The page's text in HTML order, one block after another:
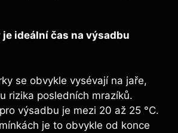
je ideální čas na výsadbu
se obvykle vysévají na jaře,
rizika posledních mrazíků.
výsadbu je mezi 20 až 25 °C.
je to obvykle od konce